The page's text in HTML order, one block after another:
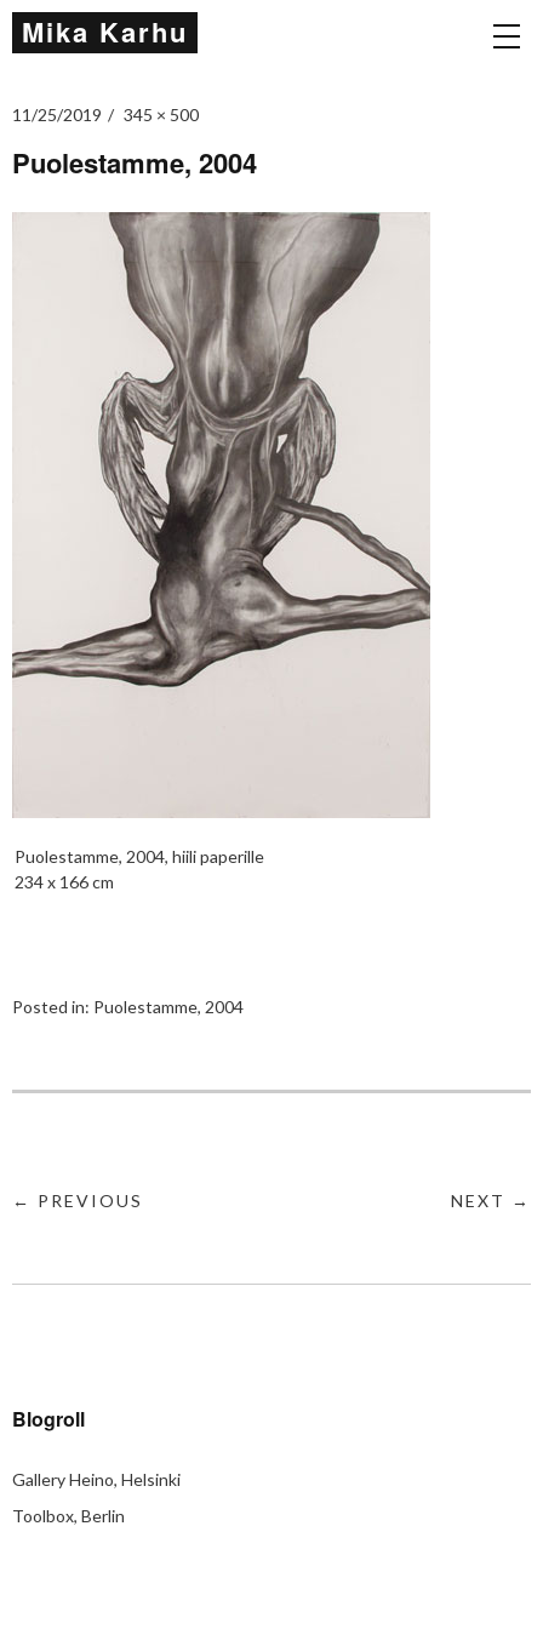
Mika Karhu
11/25/2019 345 × 500
Puolestamme, 2004
Puolestamme, 2004, hiili paperille
234 x 166 cm
Posted in: Puolestamme, 2004
← PREVIOUS NEXT →
Blogroll
Gallery Heino, Helsinki
Toolbox, Berlin